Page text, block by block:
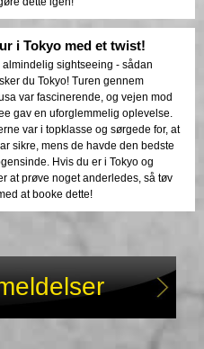
i Tokyo med et twist!
almindelig sightseeing - sådan
du Tokyo! Turen gennem
var fascinerende, og vejen mod
gav en uforglemmelig oplevelse.
var i topklasse og sørgede for, at
sikre, mens de havde den bedste
Hvis du er i Tokyo og
at prøve noget anderledes, så tøv
at booke dette!